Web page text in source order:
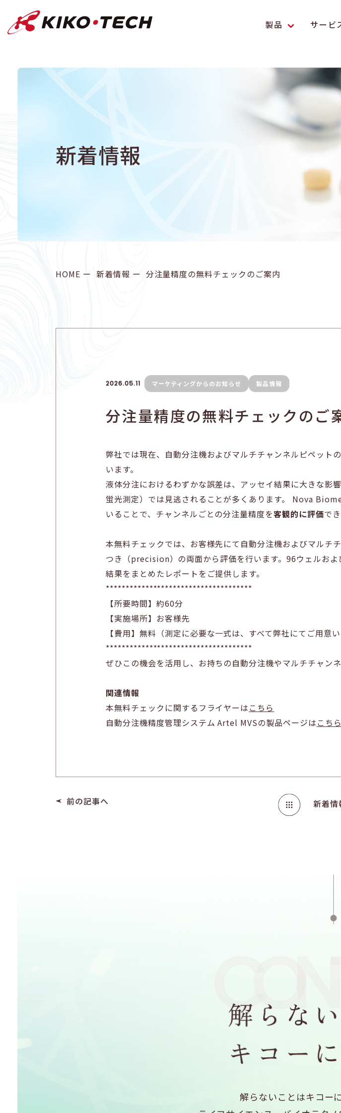
キコーテック株式会社 | ライフサイエンス研究への貢献
製品 サービ
新着情報
HOME 新着情報 分注量精度の無料チェックのご案内
2026.05.11 マーケティングからのお知らせ 製品情報
分注量精度の無料チェックのご
弊社では現在、自動分注機およびマルチチャンネルピペット
います。
液体分注におけるわずかな誤差は、アッセイ結果に大きな影
蛍光測定）では見逃されることが多くあります。 Nova
いることで、チャンネルごとの分注量精度を客観的に評価で
本無料チェックでは、お客様先にて自動分注機およびマルチ
つき（precision）の両面から評価を行います。96ウェルお
結果をまとめたレポートをご提供します。
*************************************
【所要時間】約60分
【実施場所】お客様先
【費用】無料（測定に必要な一式は、すべて弊社にてご用意い
*************************************
ぜひこの機会を活用し、お持ちの自動分注機やマルチチャン
関連情報
本無料チェックに関するフライヤーは こちら
自動分注機精度管理システム Artel MVSの製品ページは こちら
前の記事へ 新着情
解らないことはキコー